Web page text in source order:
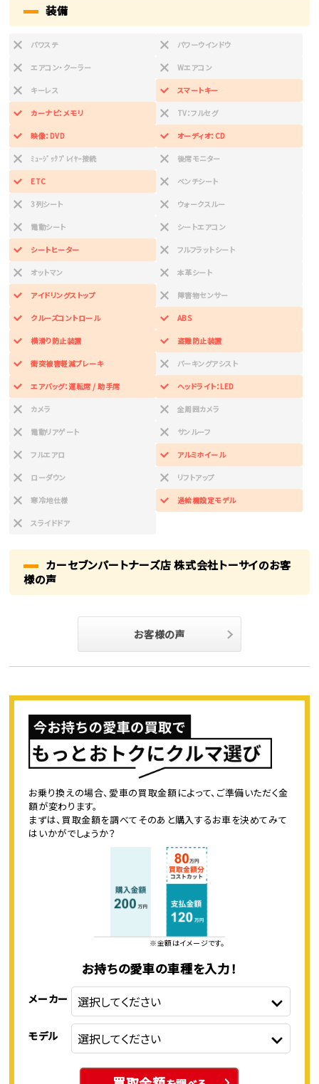
装備
パワステ パワーウインドウ
エアコン・クーラー Wエアコン
キーレス スマートキー
カーナビ：メモリ TV：フルセグ
映像：DVD オーディオ：CD
ﾐｭｰｼﾞｯｸﾌﾟﾚｲﾔｰ接続 後席モニター
ETC ベンチシート
3列シート ウォークスルー
電動シート シートエアコン
シートヒーター フルフラットシート
オットマン 本革シート
アイドリングストップ 障害物センサー
クルーズコントロール ABS
横滑り防止装置 盗難防止装置
衝突被害軽減ブレーキ パーキングアシスト
エアバッグ：運転席 / 助手席 ヘッドライト：LED
カメラ 全周囲カメラ
電動リアゲート サンルーフ
フルエアロ アルミホイール
ローダウン リフトアップ
寒冷地仕様 過給機設定モデル
スライドドア
カーセブンパートナーズ店 株式会社トーサイのお客
様の声
お客様の声
お乗り換えの場合、愛車の買取金額によって、ご準備いただく金
額が変わります。
まずは、買取金額を調べてそのあと購入するお車を決めてみて
はいかがでしょうか？
※金額はイメージです。
お持ちの愛車の車種を入力！
メーカー
モデル